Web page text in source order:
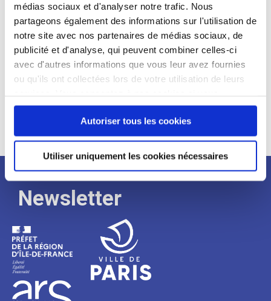
médias sociaux et d'analyser notre trafic. Nous
partageons également des informations sur l'utilisation de
notre site avec nos partenaires de médias sociaux, de
publicité et d'analyse, qui peuvent combiner celles-ci
avec d'autres informations que vous leur avez fournies
ou qu'ils ont collectées lors de votre utilisation de leurs
continuez à utiliser notre site Web.
Autoriser tous les cookies
Utiliser uniquement les cookies nécessaires
Expérience :
Processus
de
recrutement
Newsletter